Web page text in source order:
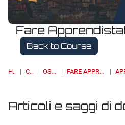
Fare
Back to Course
HOME COURSES OSSERVATORI FARE APPRENDISTATO - DATABASE
Articoli e saggi di